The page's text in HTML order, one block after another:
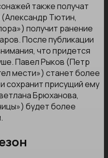
также получат
Тютин,
получит ранение
После публикации
что придется
Павел Рыков (Петр
мести») станет более
сохранит присущий ему
Брюханова,
будет более